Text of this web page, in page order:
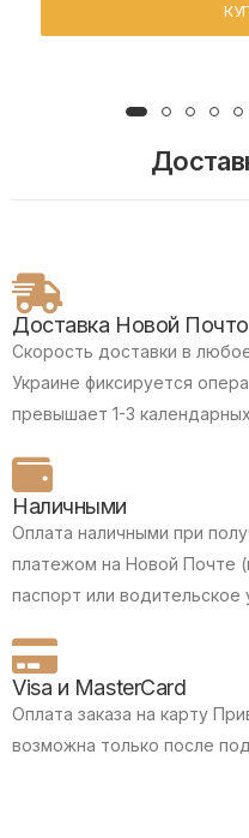
Доставка Новой
Скорость доставки в
Украине фиксируется
превышает 1-3
Наличными
Оплата наличными при
платежом на Новой Почте
паспорт или водительское
Visa и MasterCard
Оплата заказа на карту
возможна только после